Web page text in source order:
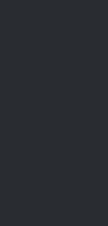
beim Hochladen: 64 MB.
Links zu YouTube,
um Spam zu reduzieren.